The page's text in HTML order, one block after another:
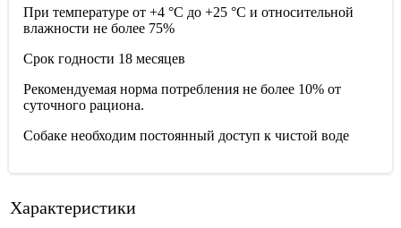
При температуре от +4 °C до +25 °C и относительной
влажности не более 75%
Срок годности 18 месяцев
Рекомендуемая норма потребления не более 10% от
суточного рациона.
Собаке необходим постоянный доступ к чистой воде
Характеристики